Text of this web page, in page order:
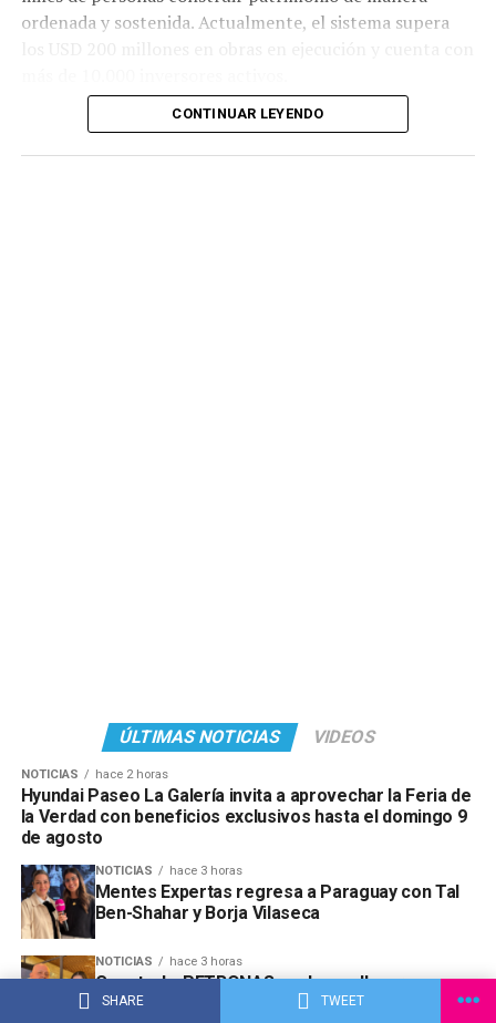
SHARE TWEET
ordenada y sostenida. Actualmente, el sistema supera
CONTINUAR LEYENDO
ÚLTIMAS NOTICIAS VIDEOS
NOTICIAS hace 2 horas
Hyundai Paseo La Galería invita a aprovechar la Feria de
la Verdad con beneficios exclusivos hasta el domingo 9
de agosto
NOTICIAS hace 3 horas
Mentes Expertas regresa a Paraguay con Tal
Ben-Shahar y Borja Vilaseca
NOTICIAS hace 3 horas
Copetrol y PETRONAS vuelven a llevar a sus
clientes al Gran Premio de São Paulo